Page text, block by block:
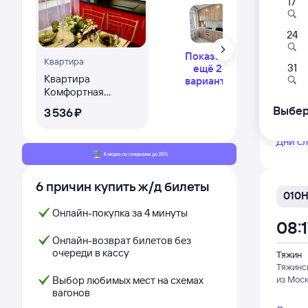
Квартира
Квартира
Комфортная
Арбата
3 ⁠536 ⁠₽
Показать
ещё 2
варианта
6 причин купить ж/д билеты
Онлайн-покупка за 4 минуты
Онлайн-возврат билетов без
очереди в кассу
Выбор любимых мест на схемах
вагонов
070Я
из
Дни
010Н
Тяжин
из
24
31